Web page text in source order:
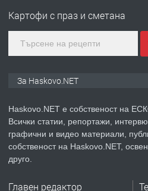
градската
ПРЕДЛАГА
Продавам
Картофи с праз и сметана
За Haskovo.NET
Haskovo.NET е собственост на
Всички статии, репортажи,
графични и видео материали,
собственост на Haskovo.NET,
друго.
Главен редактор